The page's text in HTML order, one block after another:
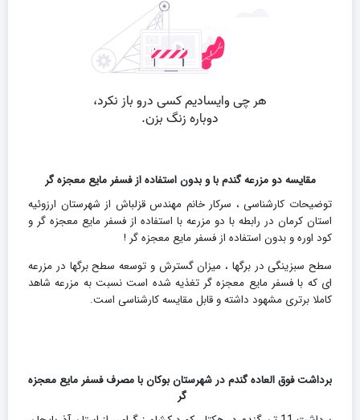
مقایسه دو مزرعه گندم با و بدون استفاده از فسفر مایع معجزه گر
توضیحات کارشناسی ، سرکار خانم مهندس قزلباش از شهرستان ارزوئیه
استان کرمان در رابطه با دو مزرعه با استفاده از فسفر مایع معجزه گر و
کود اوره و بدون استفاده از فسفر مایع معجزه گر !
سطح سبزینگی در برگها ، میزان گسترش و توسعه سطح برگها در مزرعه
ای که با فسفر مایع معجزه گر تغذیه شده است نسبت به مزرعه شاهد
کاملا برتری مشهود داشته و قابل مقایسه کارشناسی است.
برداشت فوق العاده گندم در شهرستان بوکان با مصرف فسفر مایع معجزه
گر